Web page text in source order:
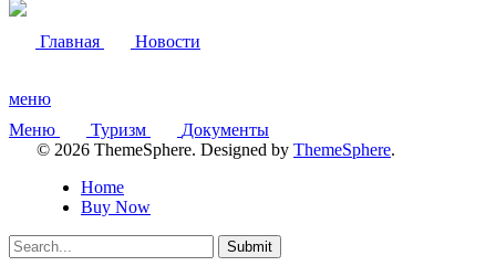
Главная Новости
меню
Меню
Туризм
Документы
© 2026 ThemeSphere. Designed by ThemeSphere.
Home
Buy Now
Submit